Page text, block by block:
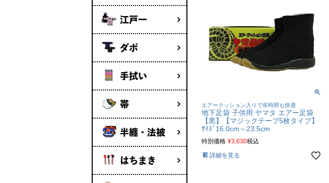
江戸一
ダボ
手拭い
帯
半纏・法被
はちまき
エアークッション入りで長時間も快適
地下足袋 子供用 ヤマタ エアー足袋
【黒】【マジックテープ5枚タイプ】
ｻｲｽﾞ16.0cm～23.5cm
特別価格 ¥3,630税込
詳細を見る